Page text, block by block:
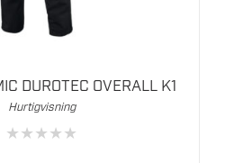
DUROTEC OVERALL K1
Hurtigvisning
★★★★★